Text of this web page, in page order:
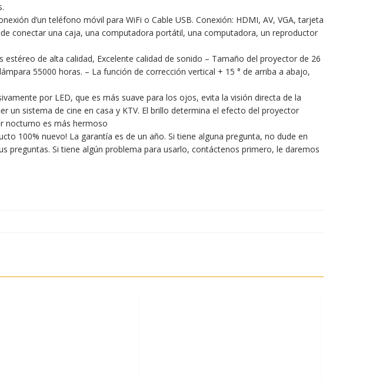
d’un teléfono móvil para WiFi o Cable USB. Conexión: HDMI, AV, VGA, tarjeta
conectar una caja, una computadora portátil, una computadora, un reproductor
de alta calidad, Excelente calidad de sonido – Tamaño del proyector de 26
55000 horas. – La función de corrección vertical + 15 ° de arriba a abajo,
por LED, que es más suave para los ojos, evita la visión directa de la
un sistema de cine en casa y KTV. El brillo determina el efecto del proyector
nocturno es más hermoso
100% nuevo! La garantía es de un año. Si tiene alguna pregunta, no dude en
Si tiene algún problema para usarlo, contáctenos primero, le daremos